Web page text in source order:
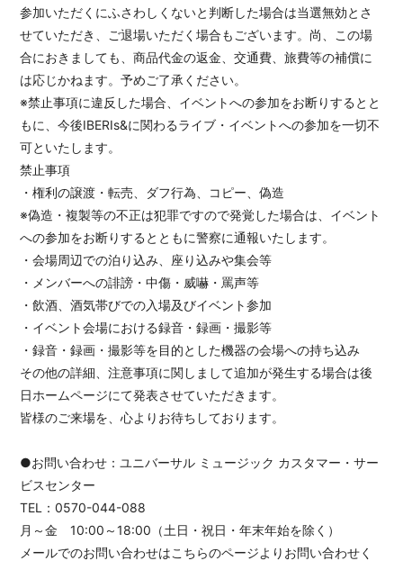
参加いただくにふさわしくないと判断した場合は当選無効とさ
せていただき、ご退場いただく場合もございます。尚、この場
合におきましても、商品代金の返金、交通費、旅費等の補償に
は応じかねます。予めご了承ください。
※禁止事項に違反した場合、イベントへの参加をお断りするとと
もに、今後IBERIs&に関わるライブ・イベントへの参加を一切不
可といたします。
禁止事項
・権利の譲渡・転売、ダフ行為、コピー、偽造
※偽造・複製等の不正は犯罪ですので発覚した場合は、イベント
への参加をお断りするとともに警察に通報いたします。
・会場周辺での泊り込み、座り込みや集会等
・メンバーへの誹謗・中傷・威嚇・罵声等
・飲酒、酒気帯びでの入場及びイベント参加
・イベント会場における録音・録画・撮影等
・録音・録画・撮影等を目的とした機器の会場への持ち込み
その他の詳細、注意事項に関しまして追加が発生する場合は後
日ホームページにて発表させていただきます。
皆様のご来場を、心よりお待ちしております。
●お問い合わせ：ユニバーサル ミュージック カスタマー・サー
ビスセンター
TEL：0570-044-088
月～金 10:00～18:00（土日・祝日・年末年始を除く）
メールでのお問い合わせはこちらのページよりお問い合わせく